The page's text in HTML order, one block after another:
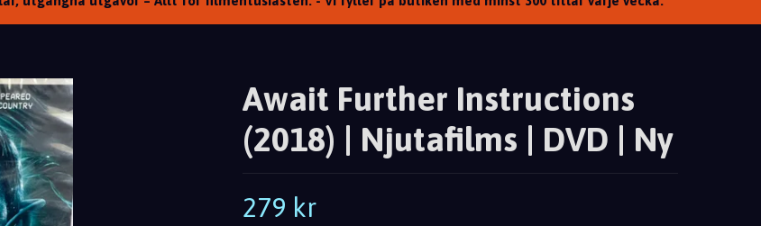
Await Further Instructions
(2018) | Njutafilms | DVD | Ny
279 kr